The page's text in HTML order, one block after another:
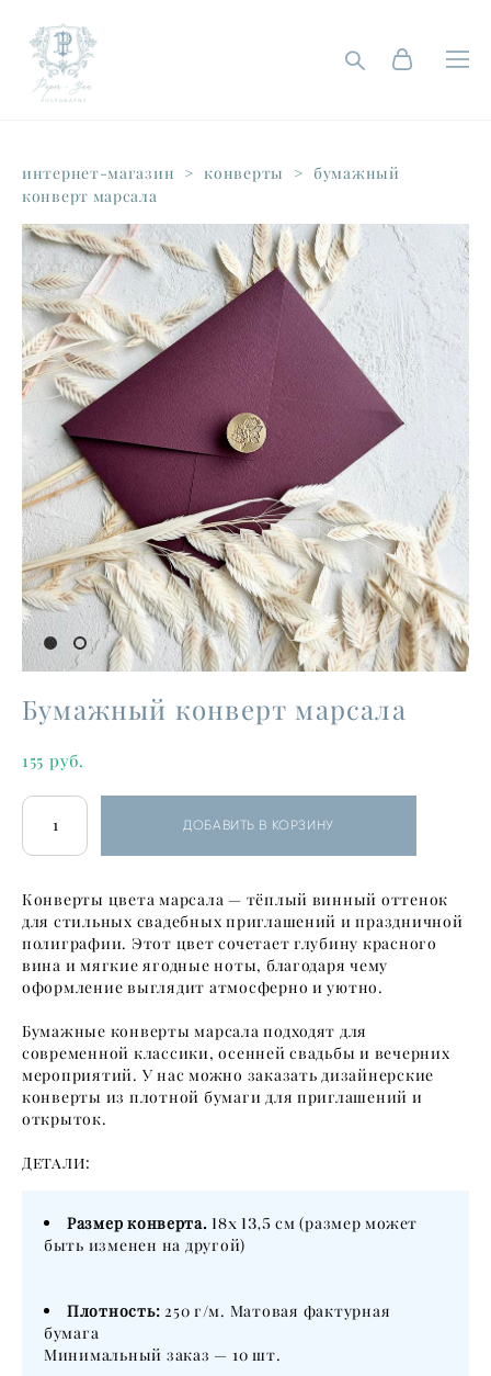
интернет-магазин > конверты >
бумажный
конверт марсала
Бумажный конверт марсала
155 pуб.
ДОБАВИТЬ В КОРЗИНУ
Конверты цвета марсала — тёплый винный оттенок
для стильных свадебных приглашений и праздничной
полиграфии. Этот цвет сочетает глубину красного
вина и мягкие ягодные ноты, благодаря чему
оформление выглядит атмосферно и уютно.
Бумажные конверты марсала подходят для
современной классики, осенней свадьбы и вечерних
мероприятий. У нас можно заказать дизайнерские
конверты из плотной бумаги для приглашений и
открыток.
Детали:
Размер конверта.18х 13,5 см (размер может
быть изменен на другой)
Плотность: 250 г/м. Матовая фактурная
бумага
Минимальный заказ — 10 шт.